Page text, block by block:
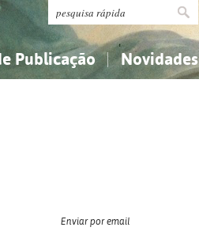
Publicação Novidades
Enviar por email